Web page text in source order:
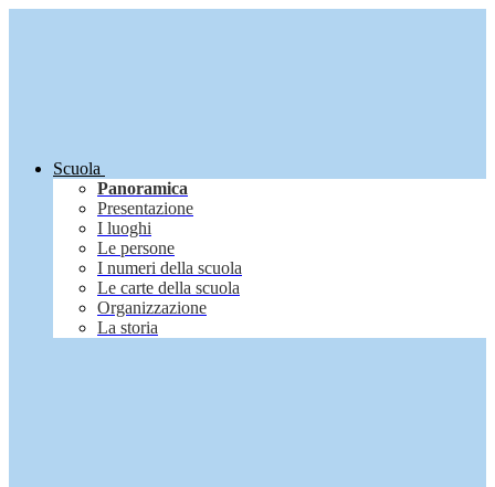
Scuola
Panoramica
Presentazione
I luoghi
Le persone
I numeri della scuola
Le carte della scuola
Organizzazione
La storia